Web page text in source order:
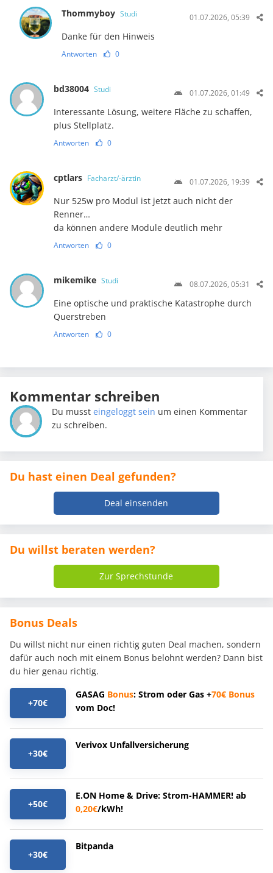
Thommyboy Studi 01.07.2026, 05:39
Danke für den Hinweis
Antworten 0
bd38004 Studi 01.07.2026, 01:49
Interessante Lösung, weitere Fläche zu schaffen,
plus Stellplatz.
Antworten 0
cptlars Facharzt/-ärztin 01.07.2026, 19:39
Nur 525w pro Modul ist jetzt auch nicht der
Renner…
da können andere Module deutlich mehr
Antworten 0
mikemike Studi 08.07.2026, 05:31
Eine optische und praktische Katastrophe durch
Querstreben
Antworten 0
Kommentar schreiben
Du mussteingeloggt sein um einen Kommentar
zu schreiben.
Du hast einen Deal gefunden?
Deal einsenden
Du willst beraten werden?
Zur Sprechstunde
Bonus Deals
Du willst nicht nur einen richtig guten Deal machen, sondern
dafür auch noch mit einem Bonus belohnt werden? Dann bist
du hier genau richtig.
+70€
GASAG Bonus: Strom oder Gas +70€ Bonus
vom Doc!
+30€
Verivox Unfallversicherung
+50€
E.ON Home & Drive: Strom-HAMMER! ab
0,20€/kWh!
+30€
Bitpanda